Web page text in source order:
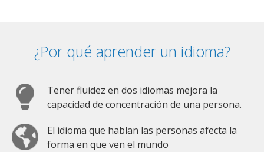
¿Por qué aprender un idioma?
Tener fluidez en dos idiomas mejora la
capacidad de concentración de una persona.
El idioma que hablan las personas afecta la
forma en que ven el mundo